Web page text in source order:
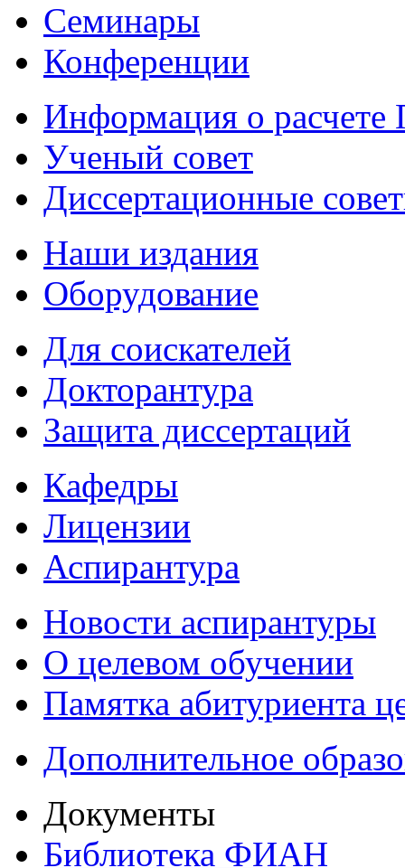
Семинары
Конференции
Информация о
Ученый совет
Диссертационные
Наши издания
Оборудование
Для соискателей
Докторантура
Защита диссертаций
Кафедры
Лицензии
Аспирантура
Новости аспирантуры
О целевом обучении
Памятка абитуриента
Дополнительное
Документы
Библиотека ФИАН